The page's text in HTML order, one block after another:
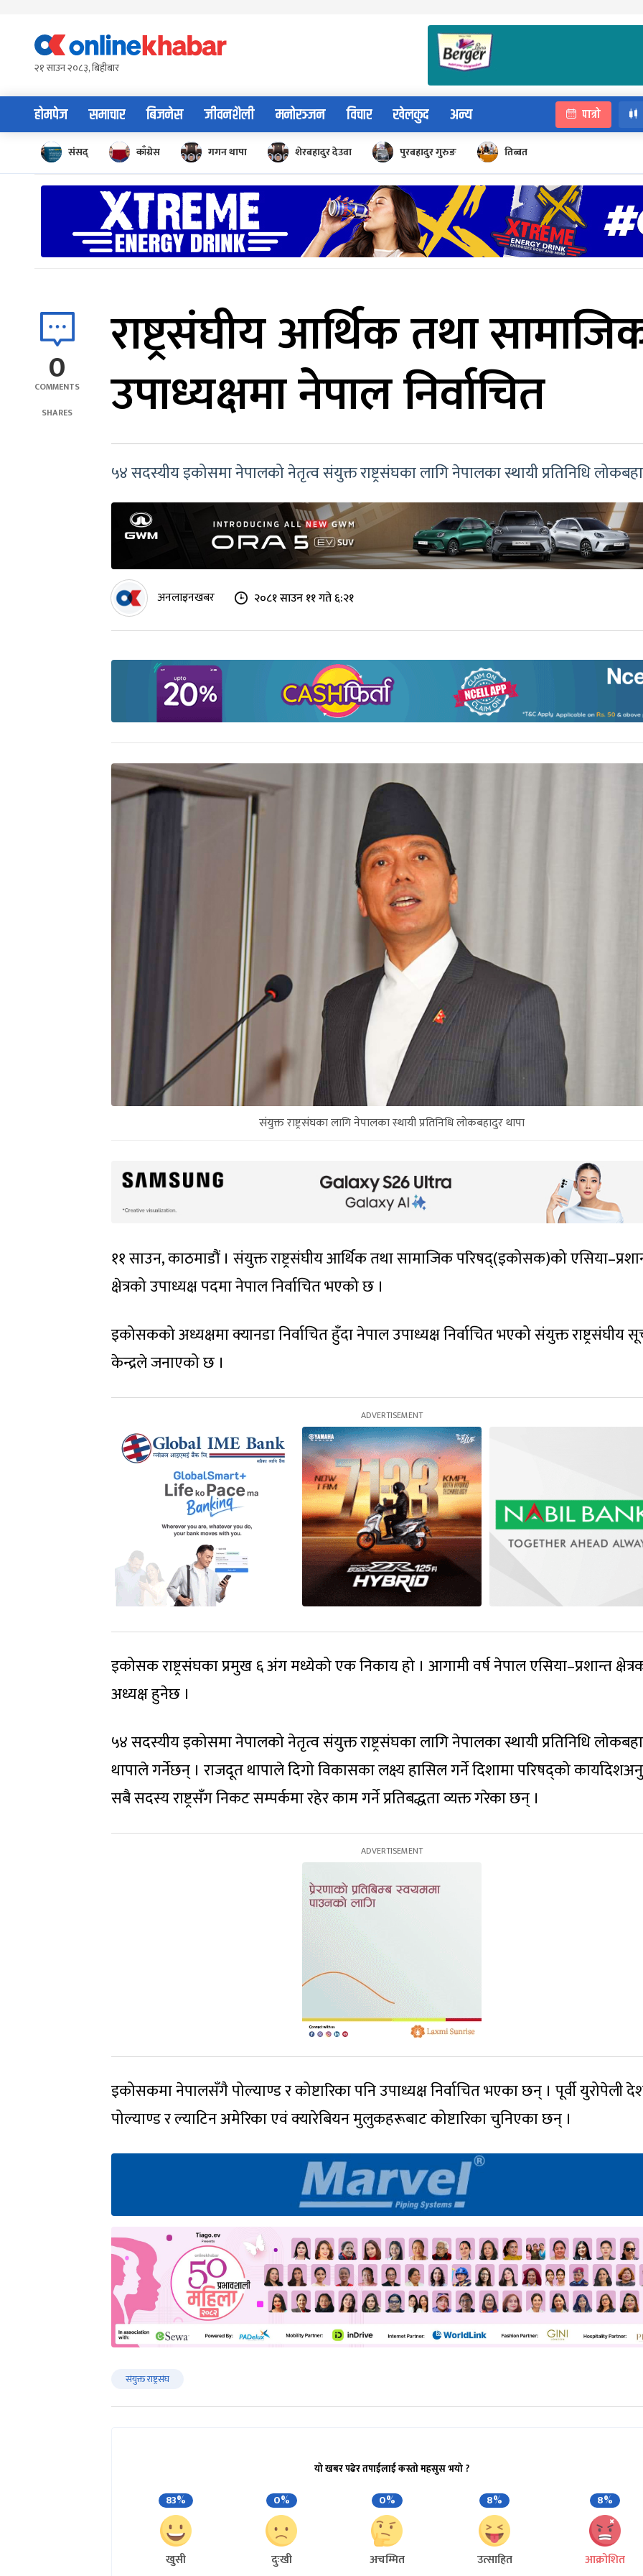
content२१ साउन २०८३, बिहीबार
होमपेज समाचार बिजनेस जीवनशैली मनोरञ्जन विचार खेलकुद अन्य पात्रो
संसद् काँग्रेस गगन थापा शेरबहादुर देउवा पुरबहादुर गुरुङ तिब्बत
0
COMMENTS
SHARES
राष्ट्रसंघीय आर्थिक तथा
उपाध्यक्षमा नेपाल निर्वाचित
५४ सदस्यीय इकोसमा नेपालको नेतृत्व संयुक्त राष्ट्रसंघका लागि नेपालका स्थायी प्रतिनिधि
अनलाइनखबर २०८१ साउन ११ गते ६:२१
संयुक्त राष्ट्रसंघका लागि नेपालका स्थायी प्रतिनिधि लोकबहादुर थापा
११ साउन, काठमाडौं । संयुक्त राष्ट्रसंघीय आर्थिक तथा सामाजिक परिषद्(इकोसक)को
क्षेत्रको उपाध्यक्ष पदमा नेपाल निर्वाचित भएको छ ।
इकोसकको अध्यक्षमा क्यानडा निर्वाचित हुँदा नेपाल उपाध्यक्ष निर्वाचित भएको संयुक्त राष्ट्रसंघीय
केन्द्रले जनाएको छ ।
इकोसक राष्ट्रसंघका प्रमुख ६ अंग मध्येको एक निकाय हो । आगामी वर्ष नेपाल एसिया–प्रशान्त
अध्यक्ष हुनेछ ।
५४ सदस्यीय इकोसमा नेपालको नेतृत्व संयुक्त राष्ट्रसंघका लागि नेपालका स्थायी प्रतिनिधि
थापाले गर्नेछन् । राजदूत थापाले दिगो विकासका लक्ष्य हासिल गर्ने दिशामा परिषद्को
सबै सदस्य राष्ट्रसँग निकट सम्पर्कमा रहेर काम गर्ने प्रतिबद्धता व्यक्त गरेका छन् ।
इकोसकमा नेपालसँगै पोल्याण्ड र कोष्टारिका पनि उपाध्यक्ष निर्वाचित भएका छन् । पूर्वी युरोपेली
पोल्याण्ड र ल्याटिन अमेरिका एवं क्यारेबियन मुलुकहरूबाट कोष्टारिका चुनिएका छन् ।
संयुक्त राष्ट्रसंघ
यो खबर पढेर तपाईलाई कस्तो महसुस भयो ?
83%
खुसी
0%
दुःखी
0%
अचम्मित
8%
उत्साहित
8%
आक्रोशित